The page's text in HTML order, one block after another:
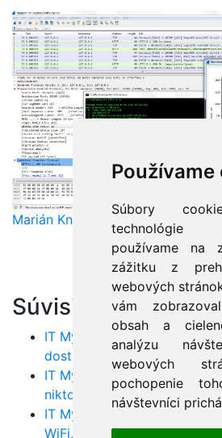
Používame
Súbory
používame na
zážitku z
webových
vám
obsah a
analýzu
webových
pochopenie
návštevníci
Marián Knězek
Súvisiace články:
IT Mýtus: Z prenosného
dostať vírus!
IT Mýtus: Keď skryjem SSID
nikto ma nehackne?
IT Mýtus: Keď si zapnem
WiFi, nikto ma nehackne?